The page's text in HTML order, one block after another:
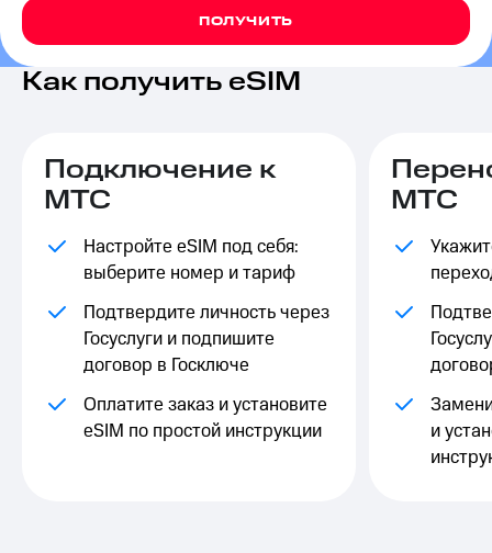
Семейная
Заказать
SIM-
карту
Оформить
eSIM
SIM-
карта
для
иностранцев
Оформить
чистый
RED,
дешевле
при
оплате
МТС
Деньги
Выберите
и подключите
ТВ
с выгодным
тарифом
Тарифы
ПОЛУЧИТЬ
Как получить eSIM
Подключение к
МТС
Настройте eSIM под себя:
выберите номер и тариф
Подтвердите личность через
Госуслуги и подпишите
договор в Госключе
Оплатите заказ и установите
eSIM по простой инструкции
МТС
и